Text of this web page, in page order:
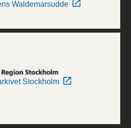
Waldemarsudde
Stockholm